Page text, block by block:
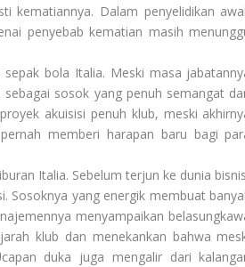
kematiannya. Dalam penyelidikan
penyebab kematian masih
bola Italia. Meski masa
sosok yang penuh semangat
akuisisi penuh klub, meski
memberi harapan baru bagi
Italia. Sebelum terjun ke dunia
Sosoknya yang energik membuat
menyampaikan
klub dan menekankan bahwa
duka juga mengalir dari